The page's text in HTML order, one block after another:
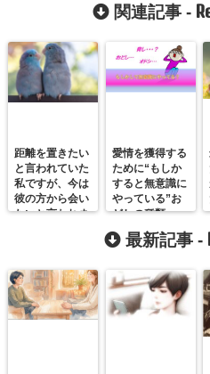
関連記事 -
距離を置きたい
と言われていた
私ですが、今は
彼の方から会い
たいと言われま
愛情を獲得する
ために“もしか
すると無意識に
やっている”お
どしの種類
最新記事 -